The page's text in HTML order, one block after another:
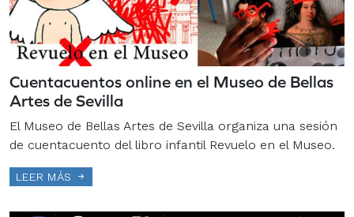
Cuentacuentos online en el Museo de Bellas
Artes de Sevilla
El Museo de Bellas Artes de Sevilla organiza una sesión
de cuentacuento del libro infantil Revuelo en el Museo.
LEER MÁS